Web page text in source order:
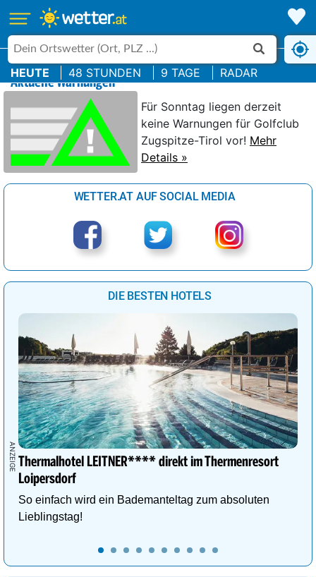
HEUTE 48 STUNDEN 9 TAGE RADAR
Aktuelle Warnungen
Für Sonntag liegen derzeit
keine Warnungen für Golfclub
Zugspitze-Tirol vor! Mehr
Details »
WETTER.AT AUF SOCIAL MEDIA
DIE BESTEN HOTELS
Thermalhotel LEITNER**** direkt im Thermenresort
Loipersdorf
So einfach wird ein Bademanteltag zum absoluten
Lieblingstag!